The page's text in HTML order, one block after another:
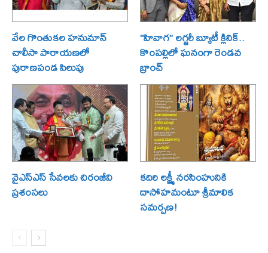
వేల గొంతుకల హనుమాన్
చాలీసా పారాయణలో
పురాణపండ పిలుపు
“హివాగ” లగ్జరీ బ్యూటీ క్లినిక్..
కొంపల్లిలో ఘనంగా రెండవ
బ్రాంచ్
వైఎస్ఎస్ సేవలకు చిరంజీవి
ప్రశంసలు
కదిరి లక్ష్మీ నరసింహునికి
దాసోహమంటూ శ్రీమాలిక
సమర్పణ!